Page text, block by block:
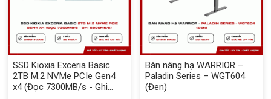
SSD Kioxia Exceria Basic
2TB M.2 NVMe PCIe Gen4
x4 (Đọc 7300MB/s - Ghi
Bàn nâng hạ WARRIOR –
Paladin Series – WGT604
(Đen)